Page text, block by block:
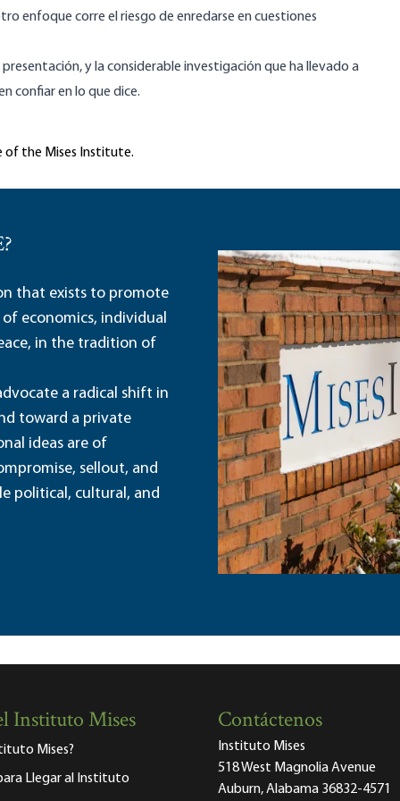
enfoque corre el riesgo de enredarse en cuestiones
y la considerable investigación que ha llevado a
confiar en lo que dice.
of the Mises Institute.
that exists to promote
economics, individual
in the tradition of
a radical shift in
toward a private
ideas are of
sellout, and
political, cultural, and
Instituto Mises
Mises?
Llegar al Instituto
Contáctenos
Instituto Mises
518 West Magnolia Avenue
Auburn, Alabama 36832-4571